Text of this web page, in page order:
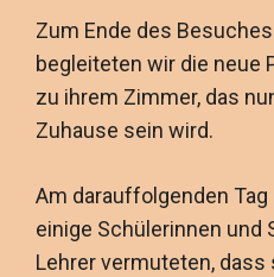
Zum Ende des
begleiteten wir die neue
zu ihrem Zimmer, das
Zuhause sein wird.
Am darauffolgenden
einige Schülerinnen und
Lehrer vermuteten,